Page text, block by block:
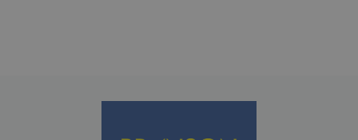
Functioneel
Niet-geclassificeerd